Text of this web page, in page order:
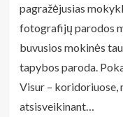
pagražėjusias
fotografijų parodos
buvusios mokinės
tapybos paroda.
Visur – koridoriuose,
atsisveikinant…